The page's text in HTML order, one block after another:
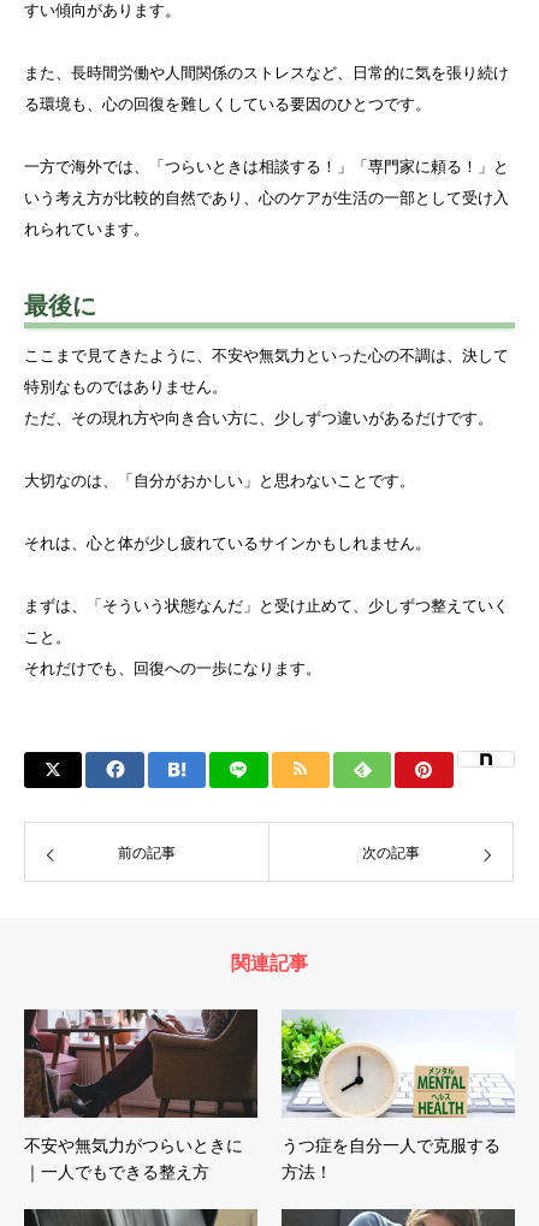
すい傾向があります。
また、長時間労働や人間関係のストレスなど、日常的に気を張り続け
る環境も、心の回復を難しくしている要因のひとつです。
一方で海外では、「つらいときは相談する！」「専門家に頼る！」と
いう考え方が比較的自然であり、心のケアが生活の一部として受け入
れられています。
最後に
ここまで見てきたように、不安や無気力といった心の不調は、決して
特別なものではありません。
ただ、その現れ方や向き合い方に、少しずつ違いがあるだけです。
大切なのは、「自分がおかしい」と思わないことです。
それは、心と体が少し疲れているサインかもしれません。
まずは、「そういう状態なんだ」と受け止めて、少しずつ整えていく
こと。
それだけでも、回復への一歩になります。
前の記事 次の記事
関連記事
不安や無気力がつらいときに
｜一人でもできる整え方
うつ症を自分一人で克服する
方法！